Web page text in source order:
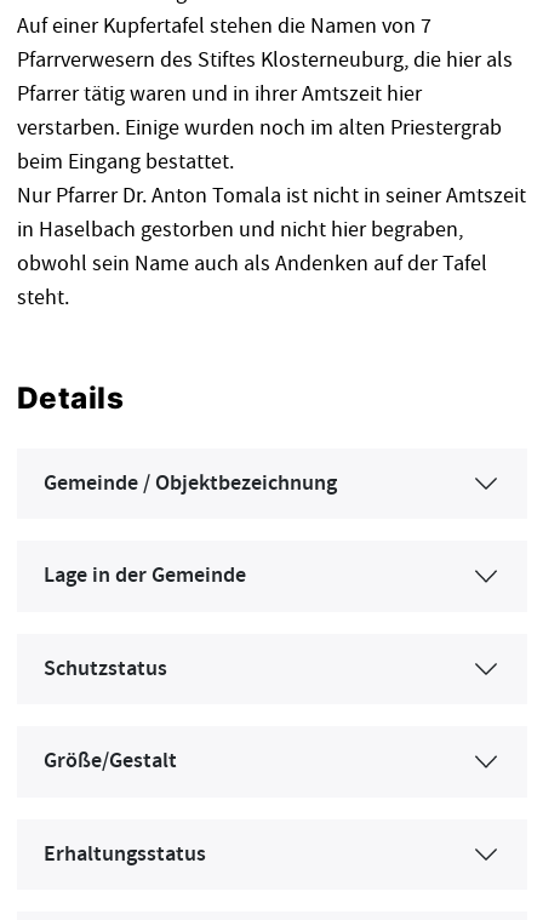
Auf einer Kupfertafel stehen die Namen von 7
Pfarrverwesern des Stiftes Klosterneuburg, die hier als
Pfarrer tätig waren und in ihrer Amtszeit hier
verstarben. Einige wurden noch im alten Priestergrab
beim Eingang bestattet.
Nur Pfarrer Dr. Anton Tomala ist nicht in seiner Amtszeit
in Haselbach gestorben und nicht hier begraben,
obwohl sein Name auch als Andenken auf der Tafel
steht.
Details
Gemeinde / Objektbezeichnung
Lage in der Gemeinde
Schutzstatus
Größe/Gestalt
Erhaltungsstatus